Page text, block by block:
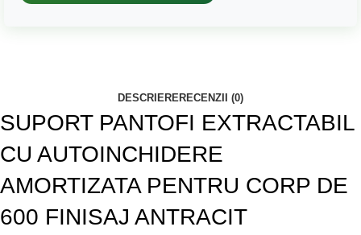
DESCRIERERECENZII (0)
SUPORT PANTOFI EXTRACTABIL
CU AUTOINCHIDERE
AMORTIZATA PENTRU CORP DE
600 FINISAJ ANTRACIT